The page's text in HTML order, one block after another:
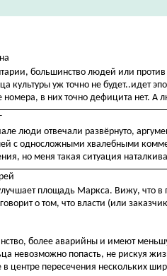
большинство людей или
культуры уж точно не будет..идет
в них точно дефицита нет. А
люди отвечали развёрнуто,
с односложными хвалебными
но меня такая ситуация
площадь Маркса. Вижу, что
о том, что власти (или
более аварийны и имеют
невозможно попасть, не рискуя
центре пересечения нескольких